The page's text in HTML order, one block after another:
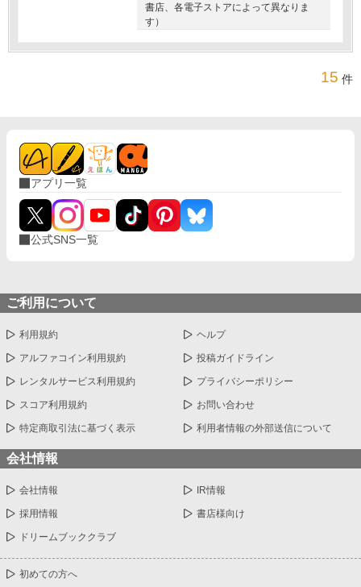
書店、各電子ストアによって異なりま
す）
15 件
アプリ一覧
公式SNS一覧
ご利用について
利用規約 ヘルプ
アルファコイン利用規約 投稿ガイドライン
レンタルサービス利用規約 プライバシーポリシー
スコア利用規約 お問い合わせ
特定商取引法に基づく表示 利用者情報の外部送信について
会社情報
会社情報 IR情報
採用情報 書店様向け
ドリームブッククラブ
初めての方へ